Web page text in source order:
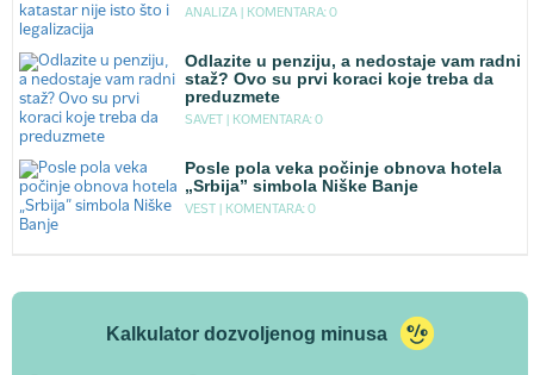
ANALIZA | KOMENTARA: 0
Odlazite u penziju, a nedostaje vam radni
staž? Ovo su prvi koraci koje treba da
preduzmete
SAVET | KOMENTARA: 0
Posle pola veka počinje obnova hotela
„Srbija” simbola Niške Banje
VEST | KOMENTARA: 0
Kalkulator dozvoljenog minusa